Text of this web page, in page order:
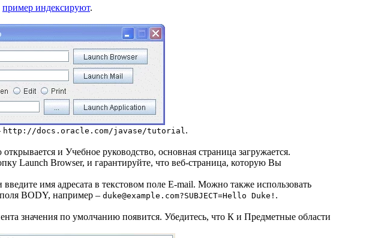
пример индексируют.
http://docs.oracle.com/javase/tutorial .
и Учебное руководство, основная страница загружается.
Launch Browser, и гарантируйте, что веб-страница, которую Вы
имя адресата в текстовом поле E-mail. Можно также использовать
BODY, например – duke@example.com?SUBJECT=Hello Duke! .
значения по умолчанию появится. Убедитесь, что К и Предметные области